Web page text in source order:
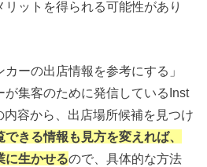
ットを得られる可能性があり
ーの出店情報を参考にする」
が集客のために発信しているInst
容から、出店場所候補を見つけ
できる情報も見方を変えれば、
に生かせるので、具体的な方法